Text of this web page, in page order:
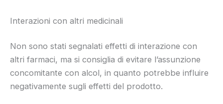
Interazioni con altri medicinali
Non sono stati segnalati effetti di interazione con
altri farmaci, ma si consiglia di evitare l’assunzione
concomitante con alcol, in quanto potrebbe influire
negativamente sugli effetti del prodotto.